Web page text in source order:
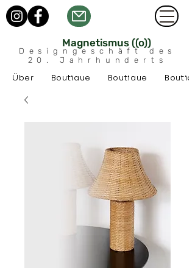
Magnetismus ((o))
Designgeschäft des
20. Jahrhunderts
Über Boutique Boutique